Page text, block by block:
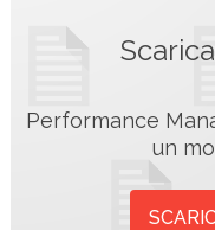
Performance
un